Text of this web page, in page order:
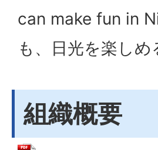
can make fun in
も、日光を楽しめ
組織概要